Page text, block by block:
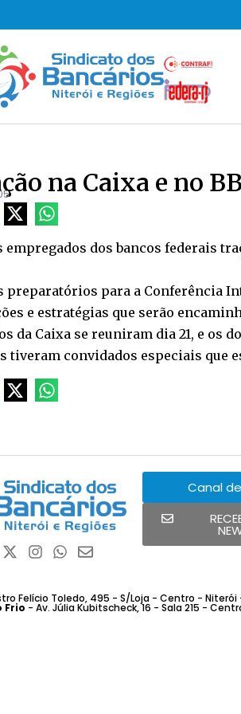
na Caixa e no
empregados dos bancos federais
preparatórios para a Conferência
e estratégias que serão
da Caixa se reuniram dia 21, e os
tiveram convidados especiais que
Canal
Felício Toledo, 495 - S/Loja - Centro - Niterói -
Frio - Av. Júlia Kubitscheck, 16 - Sala 215 -